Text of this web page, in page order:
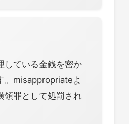
している金銭を密か
。misappropriateよ
領罪として処罰され